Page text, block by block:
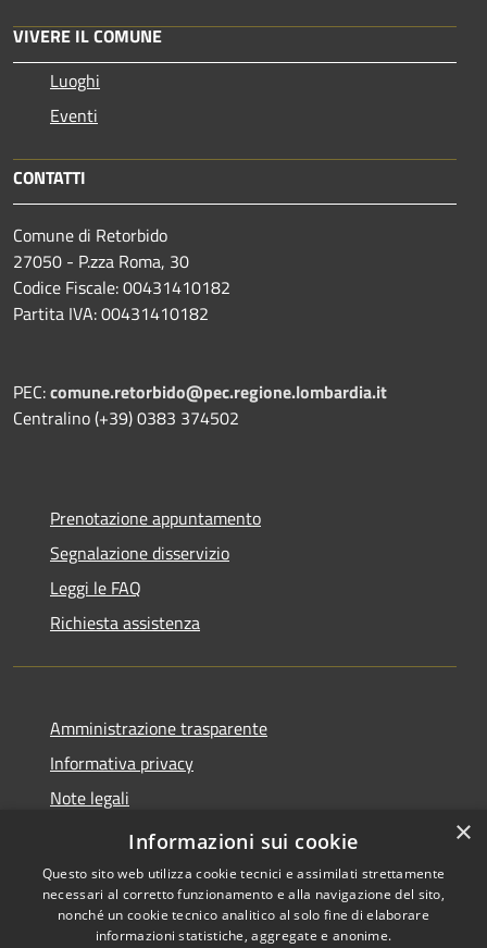
VIVERE IL COMUNE
Luoghi
Eventi
CONTATTI
Comune di Retorbido
27050 - P.zza Roma, 30
Codice Fiscale: 00431410182
Partita IVA: 00431410182
PEC:comune.retorbido@pec.regione.lombardia.it
Centralino (+39) 0383 374502
Prenotazione appuntamento
Segnalazione disservizio
Leggi le FAQ
Richiesta assistenza
Amministrazione trasparente
Informativa privacy
Note legali
Dichiarazione di accessibilità
Copyright © 2026 • Comune di
×
Informazioni sui cookie
Questo sito web utilizza cookie tecnici e assimilati strettamente
necessari al corretto funzionamento e alla navigazione del sito,
nonché un cookie tecnico analitico al solo fine di elaborare
informazioni statistiche, aggregate e anonime.